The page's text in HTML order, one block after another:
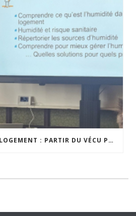
HUMIDITÉ DANS LE LOGEMENT : PARTIR DU VÉCU POUR MIEUX INFORMER